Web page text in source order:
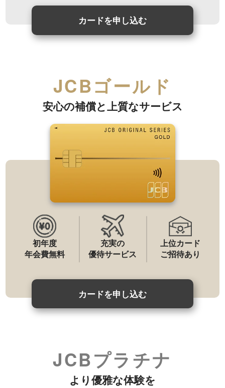
カードを申し込む
JCBゴールド
安心の補償と上質なサービス
初年度
年会費無料
充実の
優待サービス
上位カード
ご招待あり
カードを申し込む
JCBプラチナ
より優雅な体験を